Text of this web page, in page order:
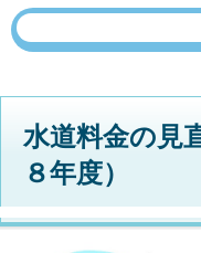
水道料金の見
８年度）